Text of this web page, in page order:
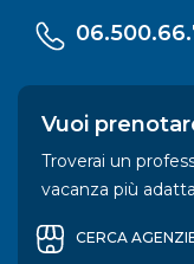
Vuoi
Troverai un
vacanza più
CERCA